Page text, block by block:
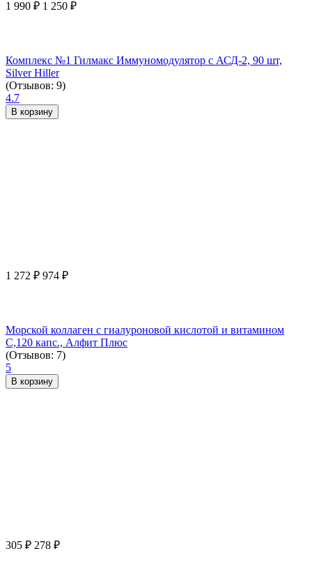
1 990 ₽ 1 250 ₽
Комплекс №1 Гилмакс Иммуномодулятор с АСД-2, 90 шт,
Silver Hiller
(Отзывов: 9)
4.7
В корзину
1 272 ₽ 974 ₽
Морской коллаген с гиалуроновой кислотой и витамином
С,120 капс., Алфит Плюс
(Отзывов: 7)
5
В корзину
305 ₽ 278 ₽